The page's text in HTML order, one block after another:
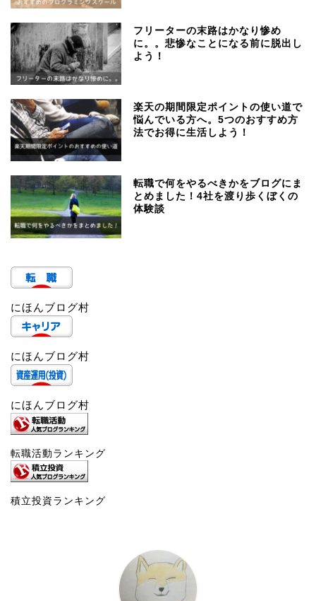
フリーターの末路はかなり惨め
に。。悲惨なことになる前に脱出し
よう！
楽天の期間限定ポイントの使い道で
悩んでいる方へ。5つのおすすめ方
法でお得に生活しよう！
転職で何をやるべきかをブログにま
とめました！4社を渡り歩くぼくの
体験談
にほんブログ村
にほんブログ村
にほんブログ村
転職活動ランキング
積立投資ランキング